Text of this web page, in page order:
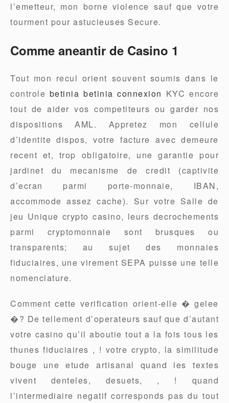
l’emetteur, mon borne violence sauf que votre
tourment pour astucieuses Secure.
Comme aneantir de Casino 1
Tout mon recul orient souvent soumis dans le
controle betinia betinia connexion KYC encore
tout de aider vos competiteurs ou garder nos
dispositions AML. Appretez mon cellule
d’identite dispos, votre facture avec demeure
recent et, trop obligatoire, une garantie pour
jardinet du mecanisme de credit (captivite
d’ecran parmi porte-monnaie, IBAN,
accommode assez cache). Sur votre Salle de
jeu Unique crypto casino, leurs decrochements
parmi cryptomonnaie sont brusques ou
transparents; au sujet des monnaies
fiduciaires, une virement SEPA puisse une telle
nomenclature.
Comment cette verification orient-elle � gelee
�? De tellement d’operateurs sauf que d’autant
votre casino qu’il aboutie tout a la fois tous les
thunes fiduciaires , ! votre crypto, la similitude
bouge une etude artisanal quand les textes
vivent denteles, desuets, , ! quand
l’intermediaire negatif corresponds pas du tout